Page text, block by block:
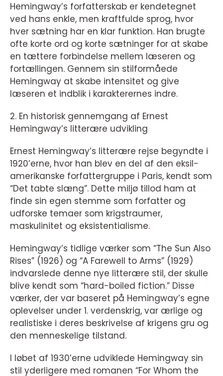
Hemingway’s forfatterskab er kendetegnet
ved hans enkle, men kraftfulde sprog, hvor
hver sætning har en klar funktion. Han brugte
ofte korte ord og korte sætninger for at skabe
en tættere forbindelse mellem læseren og
fortællingen. Gennem sin stilformåede
Hemingway at skabe intensitet og give
læseren et indblik i karakterernes indre.
2. En historisk gennemgang af Ernest
Hemingway’s litterære udvikling
Ernest Hemingway’s litterære rejse begyndte i
1920’erne, hvor han blev en del af den eksil-
amerikanske forfattergruppe i Paris, kendt som
“Det tabte slæng”. Dette miljø tillod ham at
finde sin egen stemme som forfatter og
udforske temaer som krigstraumer,
maskulinitet og eksistentialisme.
Hemingway’s tidlige værker som “The Sun Also
Rises” (1926) og “A Farewell to Arms” (1929)
indvarslede denne nye litterære stil, der skulle
blive kendt som “hard-boiled fiction.” Disse
værker, der var baseret på Hemingway’s egne
oplevelser under 1. verdenskrig, var ærlige og
realistiske i deres beskrivelse af krigens gru og
den menneskelige tilstand.
I løbet af 1930’erne udviklede Hemingway sin
stil yderligere med romanen “For Whom the